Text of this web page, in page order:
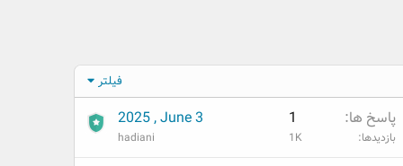
فیلتر
پاسخ ها 1
بازدیدها 1K
2025 , June 3
hadiani